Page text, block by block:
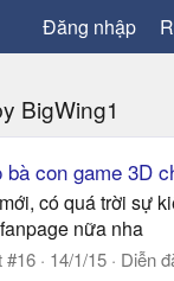
Đăng nhập
BigWing1
con game 3D
có quá trời sự
nữa nha
#16 14/1/15 Diễn